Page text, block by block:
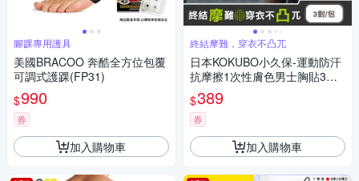
腳踝專用護具
美國BRACOO 奔酷全方位包覆
可調式護踝(FP31)
$990
券
加入購物車
終結摩難，穿衣不凸兀
日本KOKUBO小久保-運動防汗
抗摩擦1次性膚色男士胸貼3對/
包KH-052(健身防水透氣圓形防
護貼片,穿搭無痕隱形乳貼,輕薄
遮色防凸點紳士貼)
$389
券
加入購物車